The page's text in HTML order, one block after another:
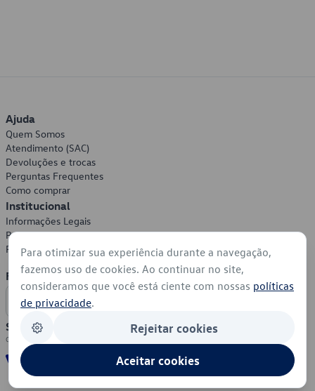
Ajuda
Quem Somos
Atendimento (SAC)
Devoluções e trocas
Perguntas Frequentes
Como comprar
Institucional
Informações Legais
Política de Privacidade
Política de Cookies
Formas de Pagamento
Segurança
Para otimizar sua experiência durante a navegação,
fazemos uso de cookies. Ao continuar no site,
consideramos que você está ciente com nossas políticas
de privacidade.
Rejeitar cookies
Aceitar cookies